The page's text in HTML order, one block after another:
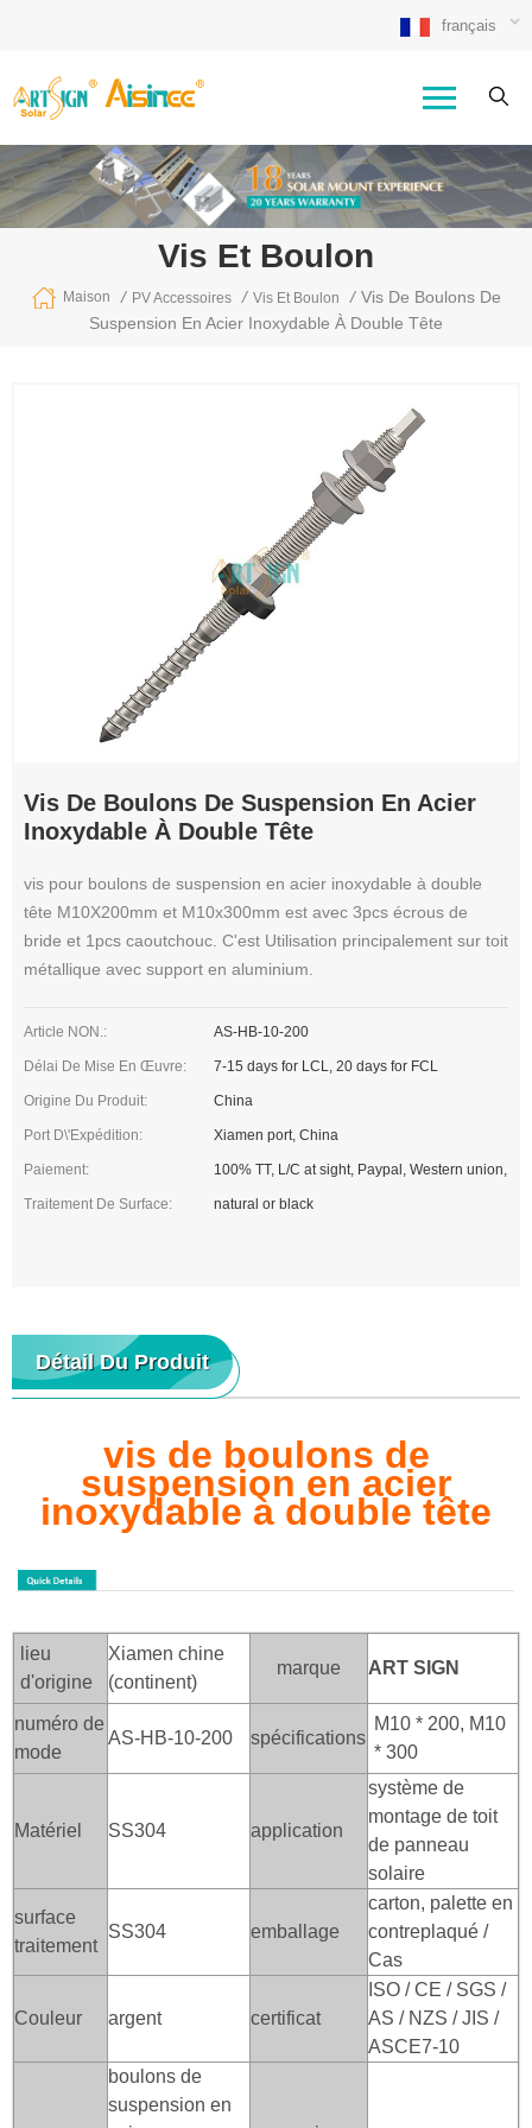
français
Vis Et Boulon
Maison / PV Accessoires / Vis Et Boulon / Vis De Boulons De
Suspension En Acier Inoxydable À Double Tête
Vis De Boulons De Suspension En Acier
Inoxydable À Double Tête
vis pour boulons de suspension en acier inoxydable à double
tête M10X200mm et M10x300mm est avec 3pcs écrous de
bride et 1pcs caoutchouc. C'est Utilisation principalement sur toit
métallique avec support en aluminium.
Article NON.: AS-HB-10-200
Délai De Mise En Œuvre: 7-15 days for LCL, 20 days for FCL
Origine Du Produit: China
Port D\'expédition: Xiamen port, China
Paiement: 100% TT, L/C at sight, Paypal, Western union,
Traitement De Surface: natural or black
Détail Du Produit
vis de boulons de
suspension en acier
inoxydable à double tête
lieu
d'origine
Xiamen chine
(continent)
marque ART SIGN
numéro de
mode
AS-HB-10-200 spécifications
M10 * 200, M10
* 300
Matériel SS304 application
système de
montage de toit
de panneau
solaire
surface
traitement
SS304 emballage
carton, palette en
contreplaqué /
Cas
Couleur argent certificat
ISO / CE / SGS /
AS / NZS / JIS /
ASCE7-10
boulons de
suspension en